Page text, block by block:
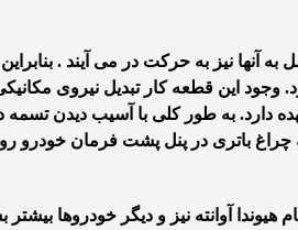
نیز به حرکت در می آیند .
این قطعه کار تبدیل نیروی
دارد. به طور کلی با آسیب دیدن
چراغ باتری در پنل پشت فرمان خودرو
آوانته نیز و دیگر خودروها بیشتر